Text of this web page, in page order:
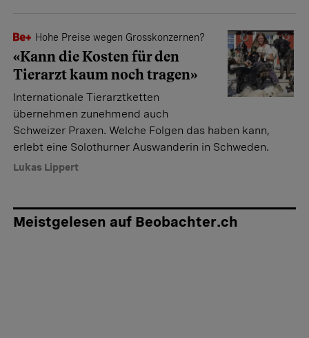
Hohe Preise wegen Grosskonzernen?
«Kann die Kosten für den
Tierarzt kaum noch tragen»
Internationale Tierarztketten
übernehmen zunehmend auch
Schweizer Praxen. Welche Folgen das haben kann,
erlebt eine Solothurner Auswanderin in Schweden.
Lukas Lippert
Meistgelesen auf Beobachter.ch